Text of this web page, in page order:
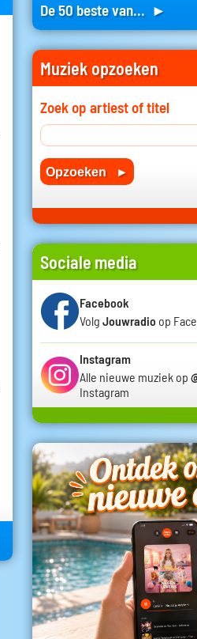
De 50 beste van... ►
Muziek opzoeken
Zoek op artiest of titel
Sociale media
Facebook
Volg Jouwradio op
Instagram
Alle nieuwe muziek op
Instagram